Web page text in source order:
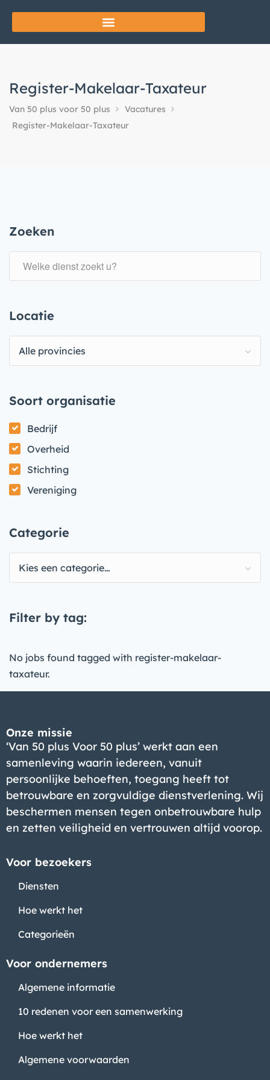
Register-Makelaar-Taxateur
Van 50 plus voor 50 plus
Vacatures
Register-Makelaar-Taxateur
Zoeken
Locatie
Alle provincies
Soort organisatie
Bedrijf
Overheid
Stichting
Vereniging
Categorie
Kies een categorie…
Filter by tag:
No jobs found tagged with register-makelaar-
taxateur.
Onze missie
‘Van 50 plus Voor 50 plus’ werkt aan een
samenleving waarin iedereen, vanuit
persoonlijke behoeften, toegang heeft tot
betrouwbare en zorgvuldige dienstverlening. Wij
beschermen mensen tegen onbetrouwbare hulp
en zetten veiligheid en vertrouwen altijd voorop.
Voor bezoekers
Diensten
Hoe werkt het
Categorieën
Voor ondernemers
Algemene informatie
10 redenen voor een samenwerking
Hoe werkt het
Algemene voorwaarden